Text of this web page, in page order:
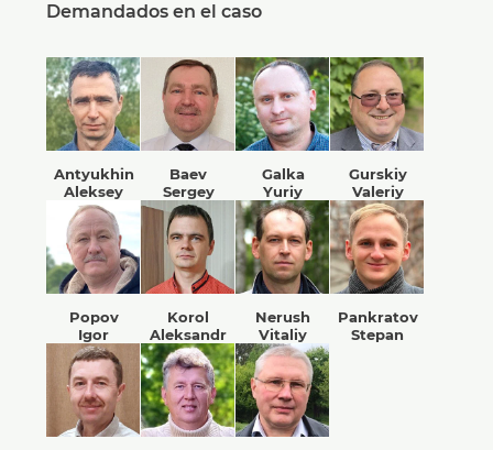
Demandados en el caso
Antyukhin
Aleksey
Baev
Sergey
Galka
Yuriy
Gurskiy
Valeriy
Popov
Igor
Korol
Aleksandr
Nerush
Vitaliy
Pankratov
Stepan